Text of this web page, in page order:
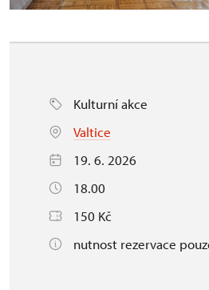
Kulturní akce
Valtice
19. 6. 2026
18.00
150 Kč
nutnost rezervace